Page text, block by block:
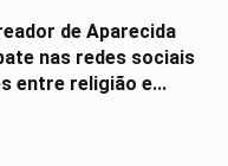
de Aparecida
nas redes sociais
entre religião e...